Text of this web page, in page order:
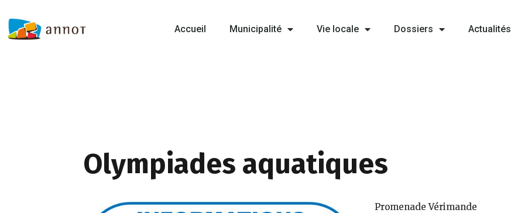
Accueil Municipalité Vie locale Dossiers Actualités
Olympiades aquatiques
Promenade Vérimande